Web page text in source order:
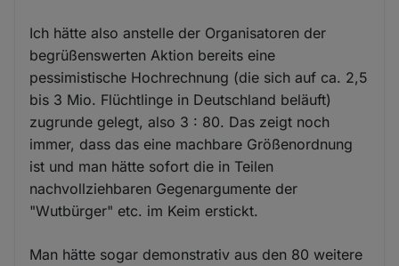
Ich hätte also anstelle der Organisatoren der
begrüßenswerten Aktion bereits eine
pessimistische Hochrechnung (die sich auf ca. 2,5
bis 3 Mio. Flüchtlinge in Deutschland beläuft)
zugrunde gelegt, also 3 : 80. Das zeigt noch
immer, dass das eine machbare Größenordnung
ist und man hätte sofort die in Teilen
nachvollziehbaren Gegenargumente der
"Wutbürger" etc. im Keim erstickt.
Man hätte sogar demonstrativ aus den 80 weitere